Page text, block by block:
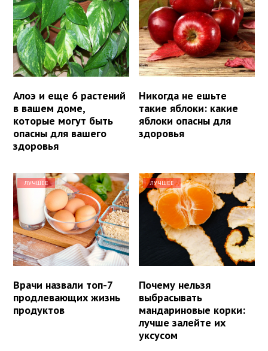
Алоэ и еще 6 растений
в вашем доме,
которые могут быть
опасны для вашего
здоровья
Никогда не ешьте
такие яблоки: какие
яблоки опасны для
здоровья
ЛУЧШЕЕ
Врачи назвали топ-7
продлевающих жизнь
продуктов
ЛУЧШЕЕ
Почему нельзя
выбрасывать
мандариновые корки:
лучше залейте их
уксусом